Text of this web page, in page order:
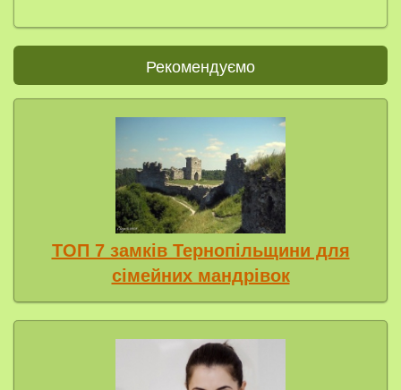
Рекомендуємо
ТОП 7 замків Тернопільщини для
сімейних мандрівок